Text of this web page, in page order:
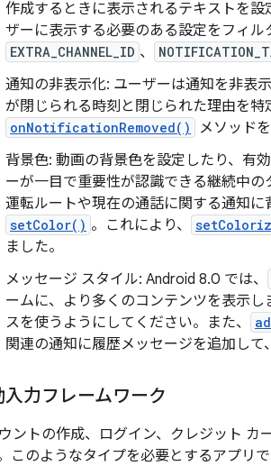
作成するときに表示されるテキストを設
ザーに表示する必要のある設定をフィ
EXTRA_CHANNEL_ID 、
通知の非表示化: ユーザーは通知を非表
が閉じられる時刻と閉じられた理由を特
onNotificationRemoved()
メソッド
背景色: 動画の背景色を設定したり、有
ーが一目で重要性が認識できる継続中の
運転ルートや現在の通話に関する通知
setColor() 。これにより、
ました。
メッセージ スタイル: Android 8.0 では、
ームに、より多くのコンテンツを表示し
スを使うようにしてください。また、
関連の通知に履歴メッセージを追加して
入力フレームワーク
ントの作成、ログイン、クレジット カ
このようなタイプを必要とするアプリ